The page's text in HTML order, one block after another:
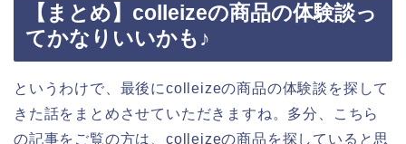
【まとめ】colleizeの商品の体験談っ
てかなりいいかも♪
というわけで、最後にcolleizeの商品の体験談を探して
きた話をまとめさせていただきますね。多分、こちら
の記事をご覧の方は、colleizeの商品を探していると思